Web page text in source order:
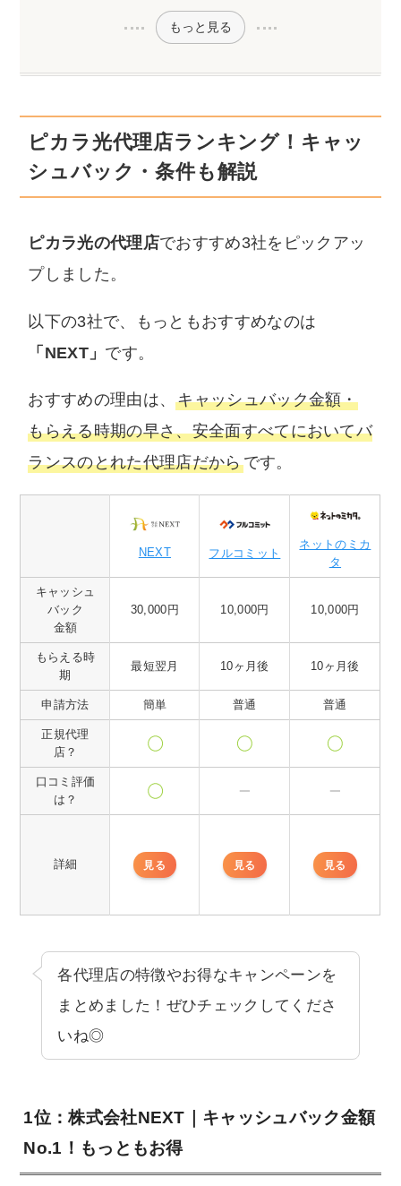
もっと見る
ピカラ光代理店ランキング！キャッ
シュバック・条件も解説
ピカラ光の代理店でおすすめ3社をピックアッ
プしました。
以下の3社で、もっともおすすめなのは
「NEXT」 です。
おすすめの理由は、キャッシュバック金額・
もらえる時期の早さ、安全面すべてにおいてバ
ランスのとれた代理店だからです。
NEXT フルコミット
ネットのミカ
タ
キャッシュ
バック
金額
30,000円 10,000円 10,000円
もらえる時
期
最短翌月 10ヶ月後 10ヶ月後
申請方法 簡単 普通 普通
正規代理
店？
口コミ評価
は？
詳細 見る 見る 見る
各代理店の特徴やお得なキャンペーンを
まとめました！ぜひチェックしてくださ
いね◎
1位：株式会社NEXT｜キャッシュバック金額
No.1！もっともお得